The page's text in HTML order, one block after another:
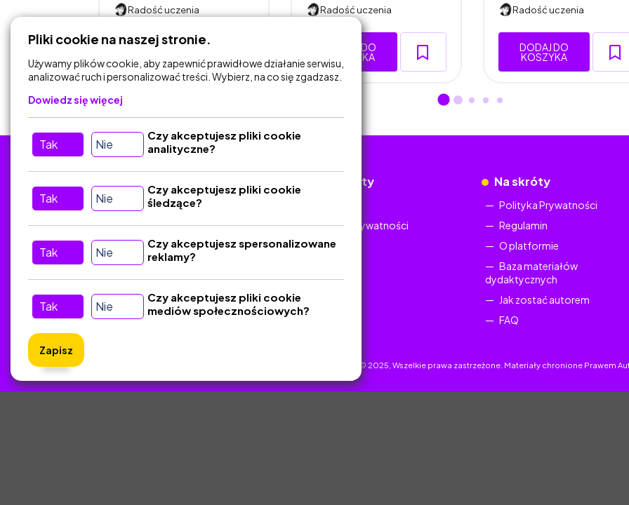
Radość uczenia
DODAJ DO
KOSZYKA
Radość uczenia
DODAJ DO
KOSZYKA
Radość uczenia
DODAJ DO
KOSZYKA
Kontakt
Dokumenty
Polityka Prywatności
Na skróty
Polityka Prywatności
Regulamin
O platformie
Baza materiałów
dydaktycznych
Jak zostać autorem
FAQ
ZlotyNauczyciel.pl © 2025, Wszelkie prawa zastrzeżone. Materiały chronione Prawem
Pliki cookie na naszej stronie.
Używamy plików cookie, aby zapewnić prawidłowe działanie serwisu,
analizować ruch i personalizować treści. Wybierz, na co się zgadzasz.
Dowiedz się więcej
Tak Nie
Czy akceptujesz pliki cookie
analityczne?
Tak Nie
Czy akceptujesz pliki cookie
śledzące?
Tak Nie
Czy akceptujesz spersonalizowane
reklamy?
Tak Nie
Czy akceptujesz pliki cookie
mediów społecznościowych?
Zapisz